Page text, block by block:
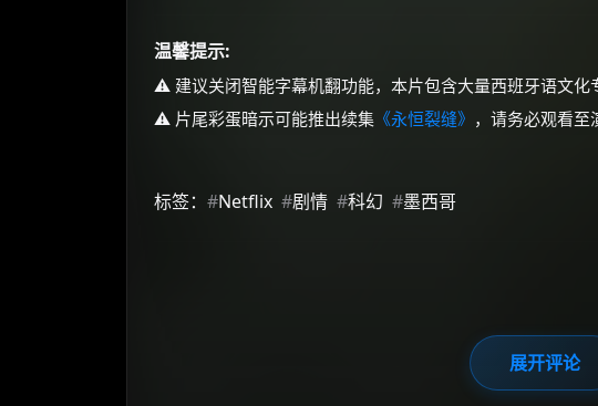
温馨提示:
⚠️ 建议关闭智能字幕机翻功能，本片包含大量西班牙语文化
⚠️ 片尾彩蛋暗示可能推出续集 《永恒裂缝》 ，请务必观看至
标签： #Netflix #剧情 #科幻 #墨西哥
展开评论